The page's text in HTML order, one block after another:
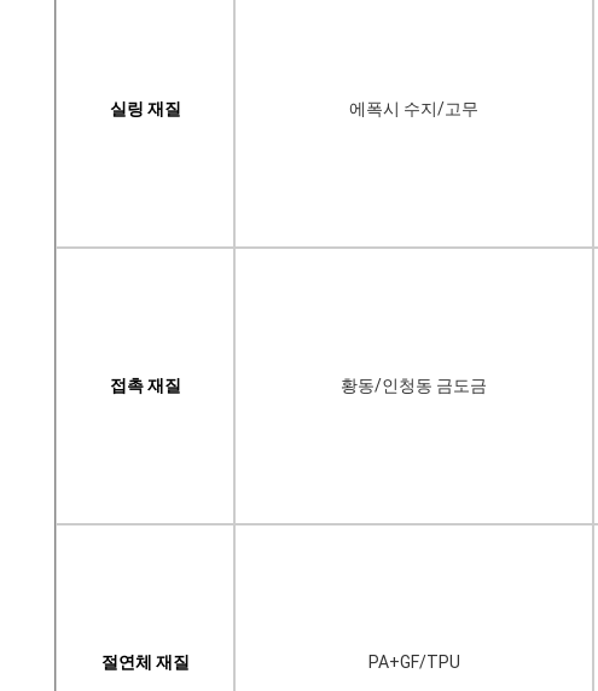
실링 재질 에폭시 수지/고무
접촉 재질 황동/인청동 금도금
절연체 재질 PA+GF/TPU